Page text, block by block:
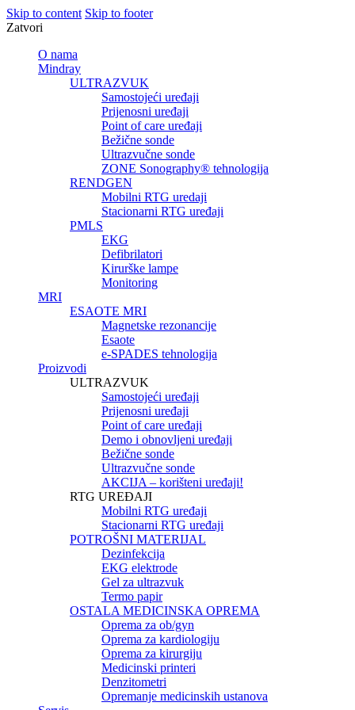
Skip to content Skip to footer
Zatvori
O nama
Mindray
ULTRAZVUK
Samostojeći uređaji
Prijenosni uređaji
Point of care uređaji
Bežične sonde
Ultrazvučne sonde
ZONE Sonography® tehnologija
RENDGEN
Mobilni RTG uredaji
Stacionarni RTG uređaji
PMLS
EKG
Defibrilatori
Kirurške lampe
Monitoring
MRI
ESAOTE MRI
Magnetske rezonancije
Esaote
e-SPADES tehnologija
Proizvodi
ULTRAZVUK
Samostojeći uređaji
Prijenosni uređaji
Point of care uređaji
Demo i obnovljeni uređaji
Bežične sonde
Ultrazvučne sonde
AKCIJA – korišteni uređaji!
RTG UREĐAJI
Mobilni RTG uređaji
Stacionarni RTG uređaji
POTROŠNI MATERIJAL
Dezinfekcija
EKG elektrode
Gel za ultrazvuk
Termo papir
OSTALA MEDICINSKA OPREMA
Oprema za ob/gyn
Oprema za kardiologiju
Oprema za kirurgiju
Medicinski printeri
Denzitometri
Opremanje medicinskih ustanova